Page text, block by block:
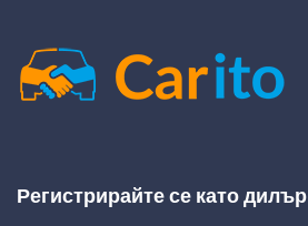
Регистрирайте се като дилър